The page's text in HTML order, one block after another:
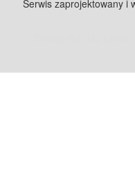
Serwis zaprojektowany i